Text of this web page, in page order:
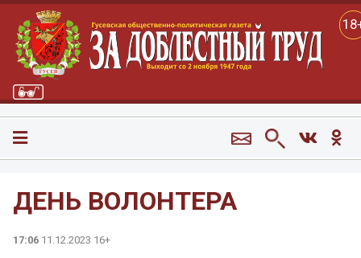
ДЕНЬ ВОЛОНТЕРА
17:06 11.12.2023 16+